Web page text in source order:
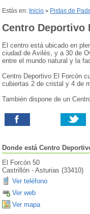
Estás en: Inicio > Pistas de
Centro Deportivo
El centro está ubicado en
ciudad de Avilés, y a 30 de
entre el mundo natural y la
Centro Deportivo El Forcón
cubiertas 2 de cristal y 4 de
También dispone de un
Donde estáCentro
El Forcón 50
Castrillón -Asturias (33410)
Ver teléfono
Ver web
Ver mapa